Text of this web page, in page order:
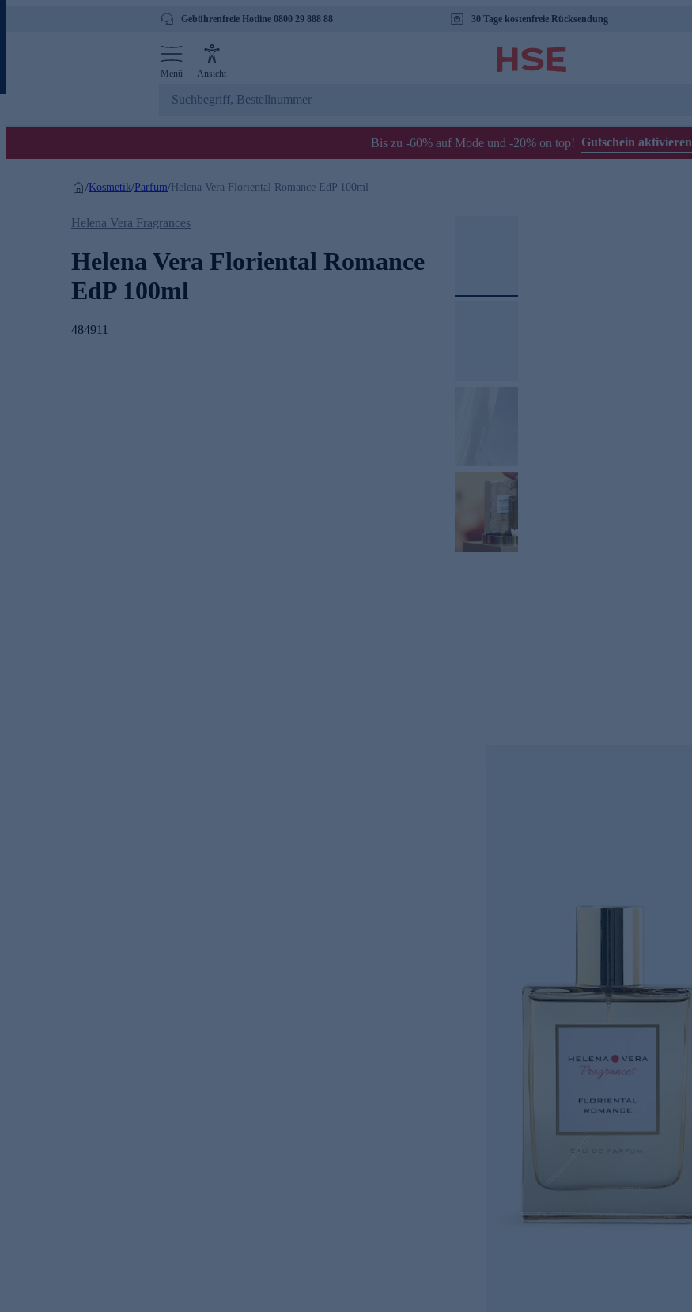
Gebührenfreie Hotline 0800 29 888 88 30 Tage kostenfreie Rücksendung
Menü Ansicht
Bis zu -60% auf Mode und -20% on top! Gutschein aktivieren
/Kosmetik/Parfum/ Helena Vera Floriental Romance EdP 100ml
Helena Vera Fragrances
Helena Vera Floriental Romance
EdP 100ml
484911